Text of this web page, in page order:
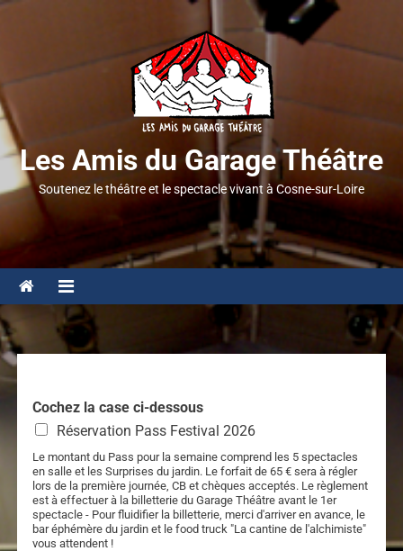
Les Amis du Garage Théâtre
Soutenez le théâtre et le spectacle vivant à Cosne-sur-Loire
Cochez la case ci-dessous
Réservation Pass Festival 2026
Le montant du Pass pour la semaine comprend les 5 spectacles
en salle et les Surprises du jardin. Le forfait de 65 € sera à régler
lors de la première journée, CB et chèques acceptés. Le règlement
est à effectuer à la billetterie du Garage Théâtre avant le 1er
spectacle - Pour fluidifier la billetterie, merci d'arriver en avance, le
bar éphémère du jardin et le food truck "La cantine de l'alchimiste"
vous attendent !